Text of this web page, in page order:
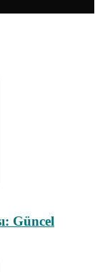
Güncel